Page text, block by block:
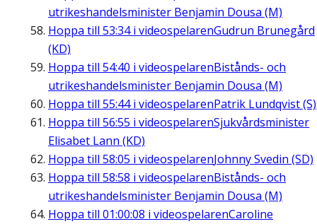
utrikeshandelsminister Benjamin Dousa (M)
Hoppa till 53:34i videospelarenGudrun Brunegård
(KD)
Hoppa till 54:40 i videospelarenBistånds- och
utrikeshandelsminister Benjamin Dousa (M)
Hoppa till 55:44i videospelarenPatrik Lundqvist (S)
Hoppa till 56:55 i videospelarenSjukvårdsminister
Elisabet Lann (KD)
Hoppa till 58:05 i videospelarenJohnny Svedin (SD)
Hoppa till 58:58 i videospelarenBistånds- och
utrikeshandelsminister Benjamin Dousa (M)
Hoppa till 01:00:08 i videospelarenCaroline